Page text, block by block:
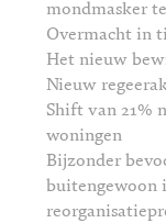
mondmasker
Overmacht in
Het nieuw
Nieuw
Shift van 21%
woningen
Bijzonder
buitengewoon